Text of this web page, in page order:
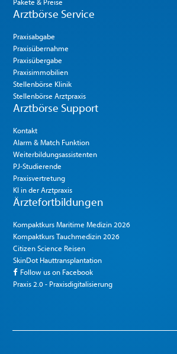
Pakete & Preise
Arztbörse Service
Praxisabgabe
Praxisübernahme
Praxisübergabe
Praxisimmobilien
Stellenbörse Klinik
Stellenbörse Arztpraxis
Arztbörse Support
Kontakt
Alarm & Match Funktion
Weiterbildungsassistenten
PJ-Studierende
Praxisvertretung
KI in der Arztpraxis
Ärztefortbildungen
Kompaktkurs Maritime Medizin 2026
Kompaktkurs Tauchmedizin 2026
Citizen Science Reisen
SkinDot Hauttransplantation
Follow us on Facebook
Praxis 2.0 - Praxisdigitalisierung